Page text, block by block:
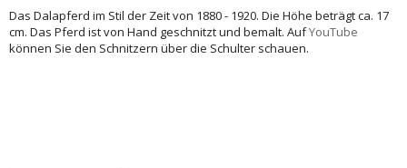
Das Dalapferd im Stil der Zeit von 1880 - 1920. Die Höhe beträgt ca. 17
cm. Das Pferd ist von Hand geschnitzt und bemalt. AufYouTube
können Sie den Schnitzern über die Schulter schauen.